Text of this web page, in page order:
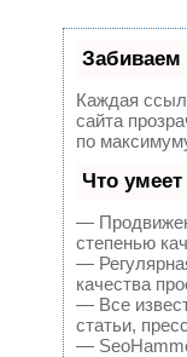
Каждая
сайта
по
Что
—
степенью
—
качества
— Все
статьи,
—